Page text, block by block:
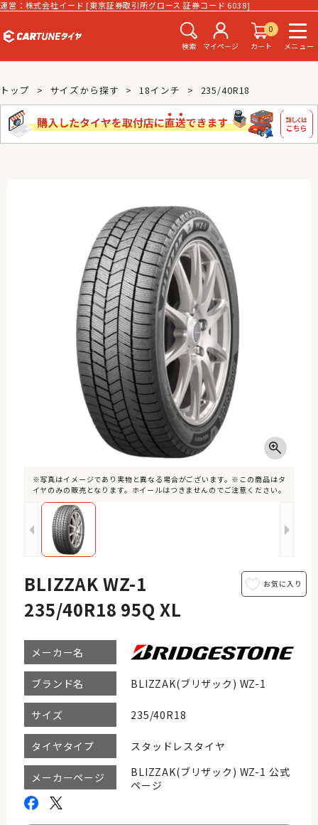
運営：株式会社イード [東京証券取引所グロース 証券コード 6038]
検索 マイページ
0
カート
メニュー
トップ サイズから探す 18インチ 235/40R18
※写真はイメージであり実物と異なる場合がございます。※この商品はタ
イヤのみの販売となります。ホイールはつきませんのでご注意ください。
BLIZZAK WZ-1
235/40R18 95Q XL
メーカー名
ブランド名 BLIZZAK(ブリザック) WZ-1
サイズ 235/40R18
タイヤタイプ スタッドレスタイヤ
メーカーページ
BLIZZAK(ブリザック) WZ-1 公式
ページ